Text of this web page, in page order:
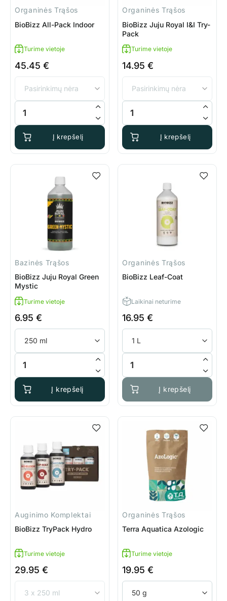
Organinės Trąšos
BioBizz All-Pack Indoor
Turime vietoje
45.45 €
produkto kiekis: BioBizz All-Pack Indoor
Į krepšelį
Organinės Trąšos
BioBizz Juju Royal I&I Try-
Pack
Turime vietoje
14.95 €
produkto kiekis: BioBizz Juju
Į krepšelį
Bazinės Trąšos
BioBizz Juju Royal Green
Mystic
Turime vietoje
6.95 €
produkto kiekis: BioBizz Juju Royal Green Mystic
Į krepšelį
Organinės Trąšos
BioBizz Leaf-Coat
Laikinai neturime
16.95 €
produkto kiekis: BioBizz Leaf-
Į krepšelį
Auginimo Komplektai
BioBizz TryPack Hydro
Turime vietoje
29.95 €
Organinės Trąšos
Terra Aquatica Azologic
Turime vietoje
19.95 €